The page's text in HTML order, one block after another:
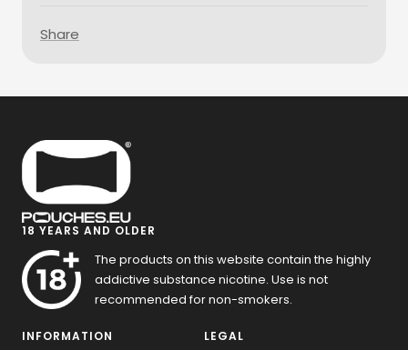
Share
18 YEARS AND OLDER
The products on this website contain the highly
addictive substance nicotine. Use is not
recommended for non-smokers.
INFORMATION LEGAL